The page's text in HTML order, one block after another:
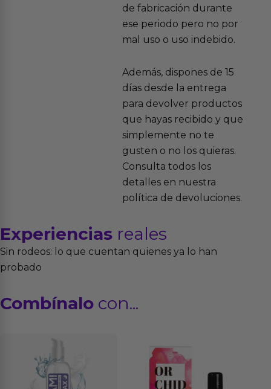
de fabricación durante
ese periodo pero no por
mal uso o uso indebido.
Además, dispones de 15
días desde la entrega
para devolver productos
que hayas recibido y que
simplemente no te
gusten o no los quieras.
Consulta todos los
detalles en nuestra
política de devoluciones.
Experiencias reales
Sin rodeos: lo que cuentan quienes ya lo han
probado
Combínalo con...